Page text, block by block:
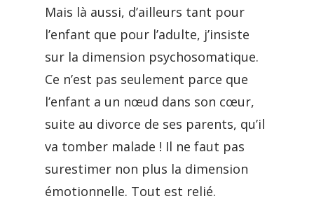
Mais là aussi, d’ailleurs tant pour
l’enfant que pour l’adulte, j’insiste
sur la dimension psychosomatique.
Ce n’est pas seulement parce que
l’enfant a un nœud dans son cœur,
suite au divorce de ses parents, qu’il
va tomber malade ! Il ne faut pas
surestimer non plus la dimension
émotionnelle. Tout est relié.